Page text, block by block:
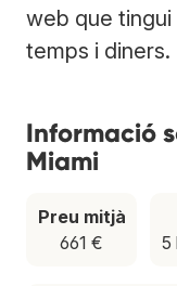
web que tingui
temps i diners.
Informació
Miami
Preu mitjà
661 €
5